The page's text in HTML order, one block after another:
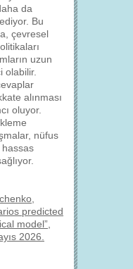
da
Bu
çevresel
uzun
olabilir.
alınması
oluyor.
nüfus
hassas
predicted
model”,
2026.